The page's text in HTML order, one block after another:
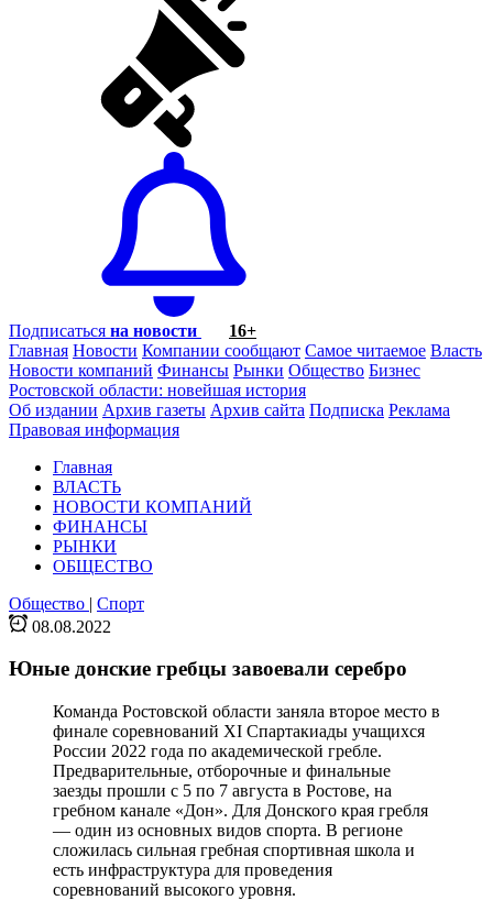
Подписаться на новости
16+
Главная Новости Компании сообщают Самое читаемое Власть
Новости компаний Финансы Рынки Общество Бизнес
Ростовской области: новейшая история
Об издании Архив газеты Архив сайта Подписка Реклама
Правовая информация
Главная
ВЛАСТЬ
НОВОСТИ КОМПАНИЙ
ФИНАНСЫ
РЫНКИ
ОБЩЕСТВО
Общество | Спорт
08.08.2022
Юные донские гребцы завоевали серебро
Команда Ростовской области заняла второе место в
финале соревнований XI Спартакиады учащихся
России 2022 года по академической гребле.
Предварительные, отборочные и финальные
заезды прошли с 5 по 7 августа в Ростове, на
гребном канале «Дон». Для Донского края гребля
— один из основных видов спорта. В регионе
сложилась сильная гребная спортивная школа и
есть инфраструктура для проведения
соревнований высокого уровня.